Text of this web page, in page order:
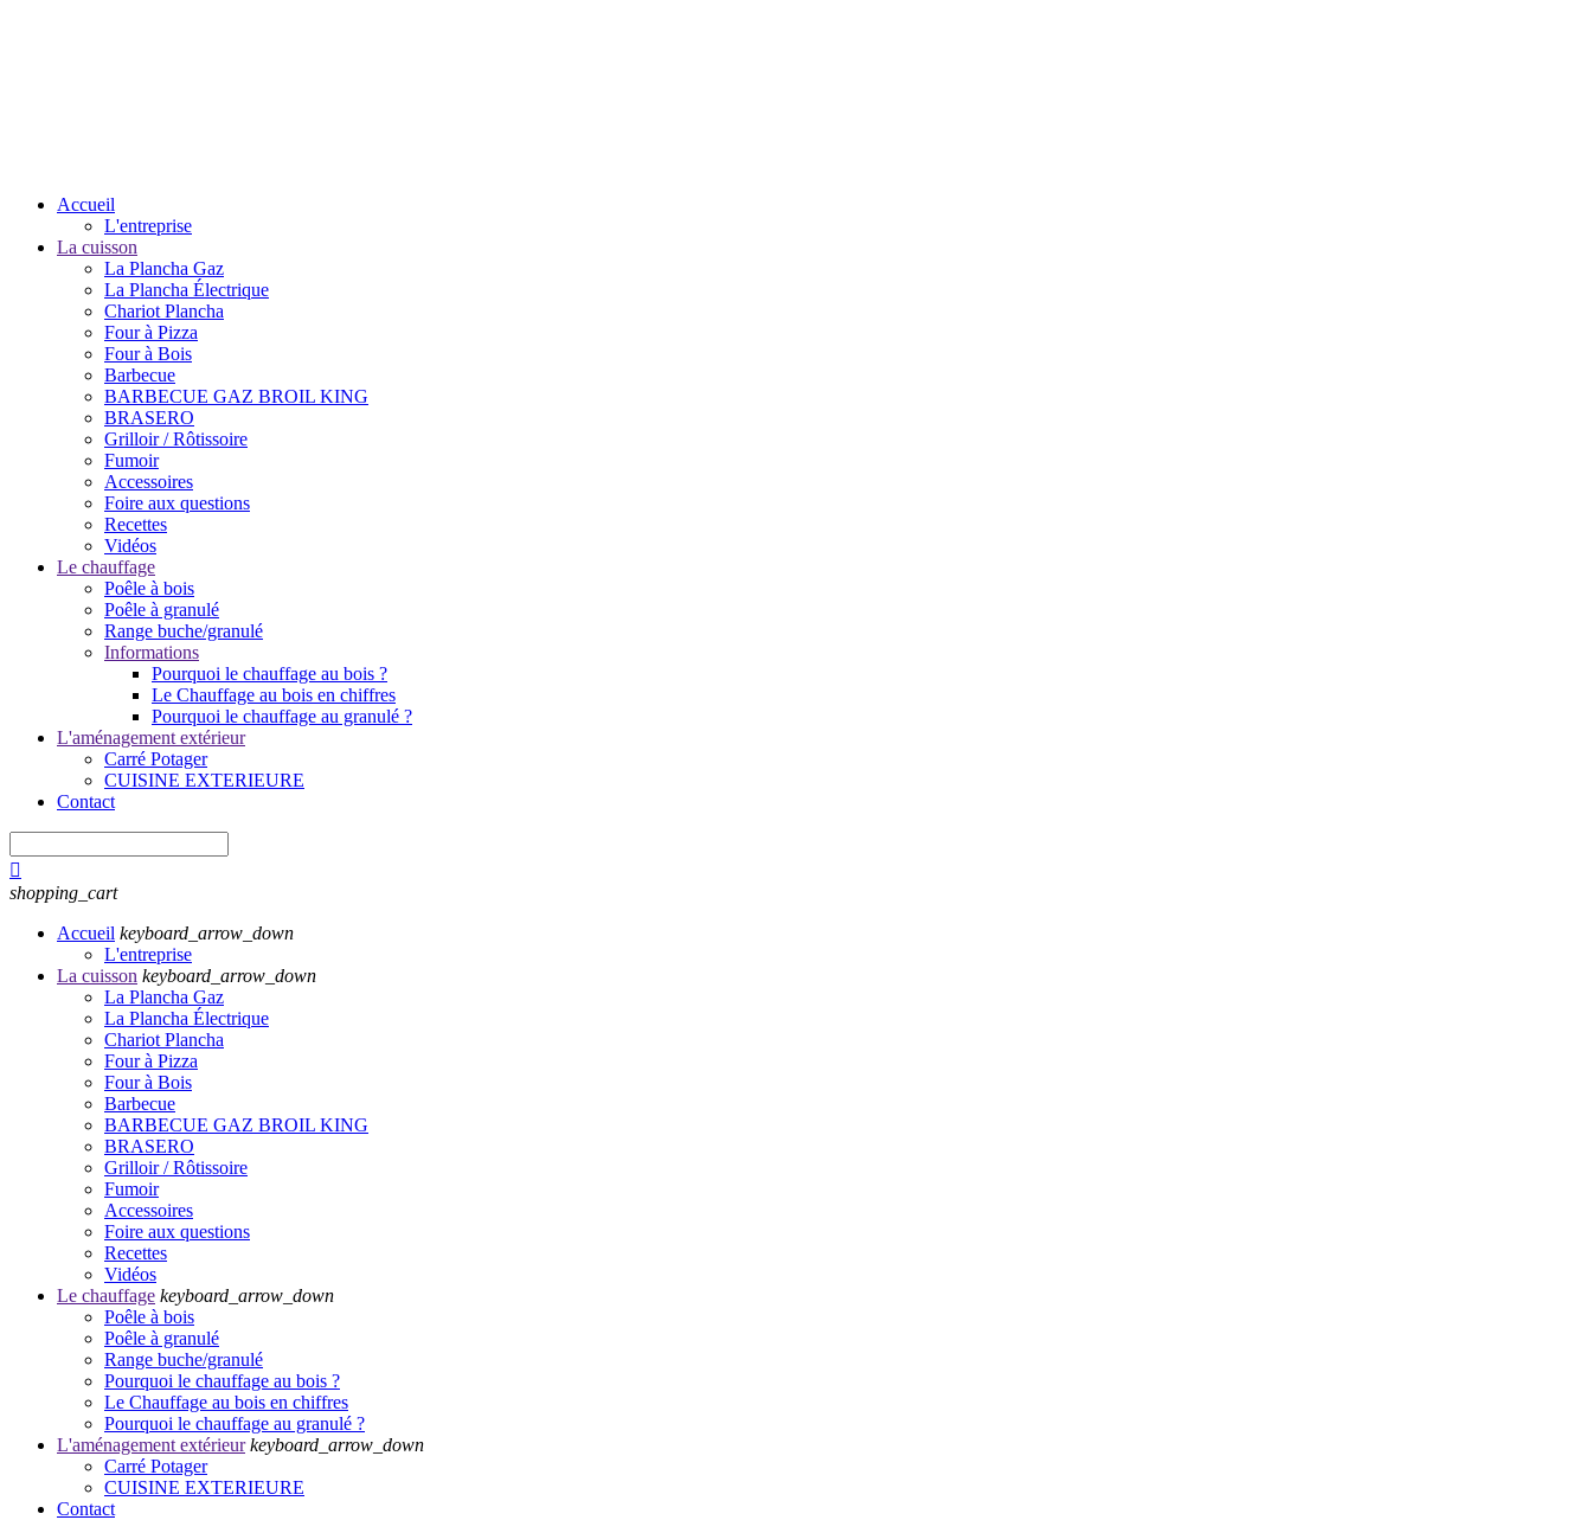
Accueil
L'entreprise
La cuisson
La Plancha Gaz
La Plancha Électrique
Chariot Plancha
Four à Pizza
Four à Bois
Barbecue
BARBECUE GAZ BROIL KING
BRASERO
Grilloir / Rôtissoire
Fumoir
Accessoires
Foire aux questions
Recettes
Vidéos
Le chauffage
Poêle à bois
Poêle à granulé
Range buche/granulé
Informations
Pourquoi le chauffage au bois ?
Le Chauffage au bois en chiffres
Pourquoi le chauffage au granulé ?
L'aménagement extérieur
Carré Potager
CUISINE EXTERIEURE
Contact

shopping_cart
Accueil keyboard_arrow_down
L'entreprise
La cuisson keyboard_arrow_down
La Plancha Gaz
La Plancha Électrique
Chariot Plancha
Four à Pizza
Four à Bois
Barbecue
BARBECUE GAZ BROIL KING
BRASERO
Grilloir / Rôtissoire
Fumoir
Accessoires
Foire aux questions
Recettes
Vidéos
Le chauffage keyboard_arrow_down
Poêle à bois
Poêle à granulé
Range buche/granulé
Pourquoi le chauffage au bois ?
Le Chauffage au bois en chiffres
Pourquoi le chauffage au granulé ?
L'aménagement extérieur keyboard_arrow_down
Carré Potager
CUISINE EXTERIEURE
Contact